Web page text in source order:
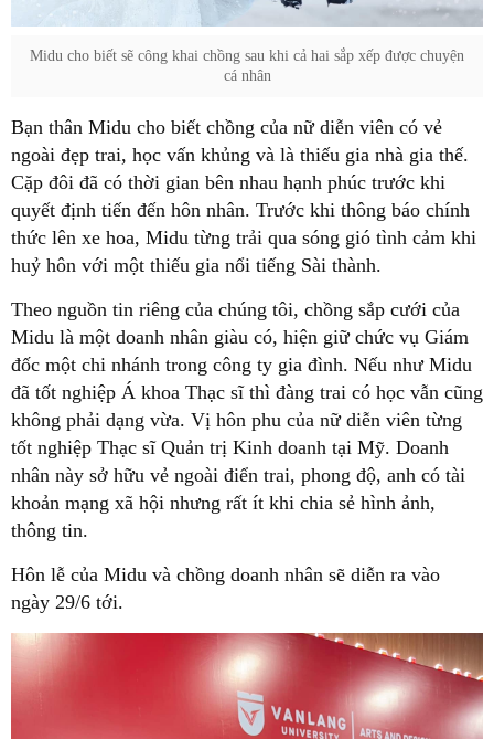
Midu cho biết sẽ công khai chồng sau khi cả hai sắp xếp được chuyện
cá nhân
Bạn thân Midu cho biết chồng của nữ diễn viên có vẻ
ngoài đẹp trai, học vấn khủng và là thiếu gia nhà gia thế.
Cặp đôi đã có thời gian bên nhau hạnh phúc trước khi
quyết định tiến đến hôn nhân. Trước khi thông báo chính
thức lên xe hoa, Midu từng trải qua sóng gió tình cảm khi
huỷ hôn với một thiếu gia nổi tiếng Sài thành.
Theo nguồn tin riêng của chúng tôi, chồng sắp cưới của
Midu là một doanh nhân giàu có, hiện giữ chức vụ Giám
đốc một chi nhánh trong công ty gia đình. Nếu như Midu
đã tốt nghiệp Á khoa Thạc sĩ thì đàng trai có học vẫn cũng
không phải dạng vừa. Vị hôn phu của nữ diễn viên từng
tốt nghiệp Thạc sĩ Quản trị Kinh doanh tại Mỹ. Doanh
nhân này sở hữu vẻ ngoài điển trai, phong độ, anh có tài
khoản mạng xã hội nhưng rất ít khi chia sẻ hình ảnh,
thông tin.
Hôn lễ của Midu và chồng doanh nhân sẽ diễn ra vào
ngày 29/6 tới.